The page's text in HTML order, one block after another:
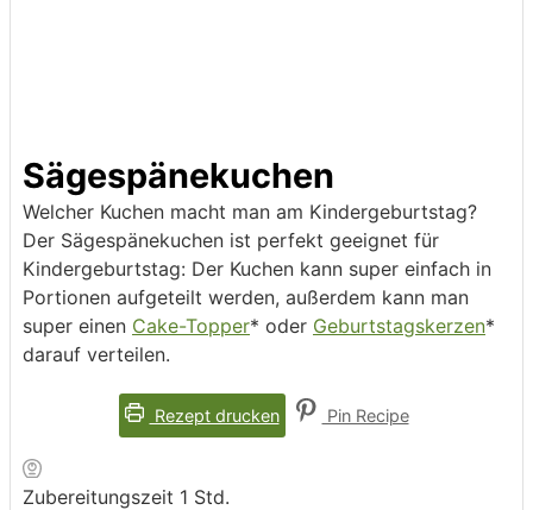
Sägespänekuchen
Welcher Kuchen macht man am Kindergeburtstag?
Der Sägespänekuchen ist perfekt geeignet für
Kindergeburtstag: Der Kuchen kann super einfach in
Portionen aufgeteilt werden, außerdem kann man
super einen Cake-Topper* oder Geburtstagskerzen*
darauf verteilen.
Rezept drucken Pin Recipe
Zubereitungszeit 1 Stunde
Std.